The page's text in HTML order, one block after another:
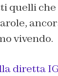
quelli
vivendo.
diretta